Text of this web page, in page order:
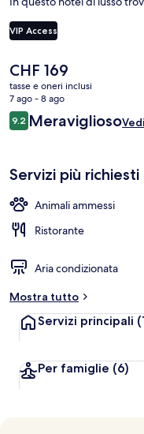
dei viaggiatori lodano il
La struttura è a pochi passi
min a piedi.
VIP Access
Il
prezzo
attuale
è
CHF 169
CHF 169
tasse e oneri inclusi
7 ago - 8 ago
Recensioni
9.29.2 su 10
Meraviglioso
Servizi più richiesti
Animali ammessi
Ristorante
Aria condizionata
Mostra tutto
Servizi principali
Per famiglie (6)